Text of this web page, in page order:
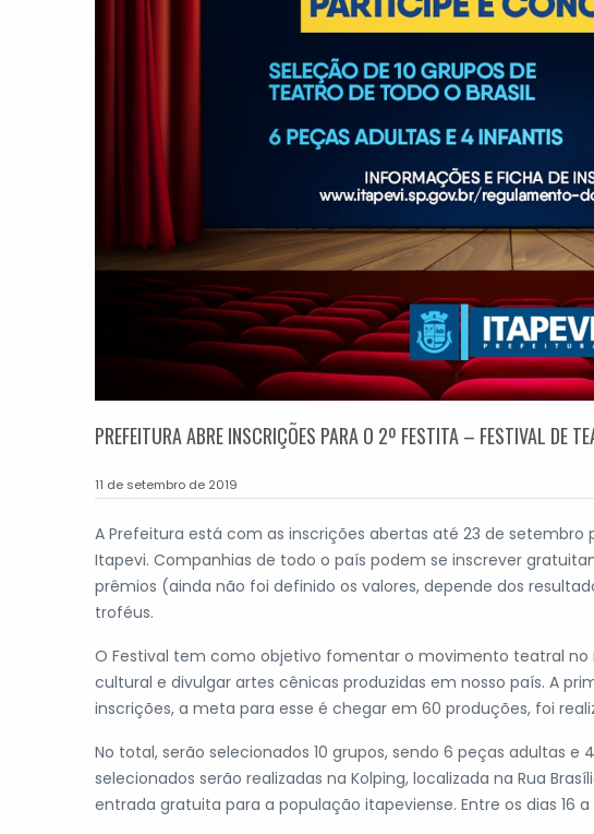
PREFEITURA ABRE INSCRIÇÕES PARA O 2º FESTITA – FESTIVAL DE
11 de setembro de 2019
A Prefeitura está com as inscrições abertas até 23 de setembro
Itapevi. Companhias de todo o país podem se inscrever
prêmios (ainda não foi definido os valores, depende dos
troféus.
O Festival tem como objetivo fomentar o movimento teatral
cultural e divulgar artes cênicas produzidas em nosso país. A
inscrições, a meta para esse é chegar em 60 produções, foi
No total, serão selecionados 10 grupos, sendo 6 peças adultas e
selecionados serão realizadas na Kolping, localizada na Rua
entrada gratuita para a população itapeviense. Entre os dias 16 a